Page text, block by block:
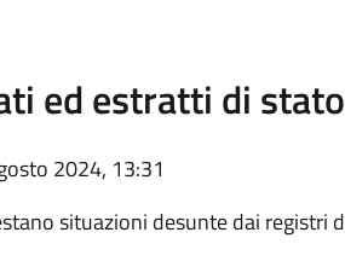
ed estratti di
2024, 13:31
situazioni desunte dai registri